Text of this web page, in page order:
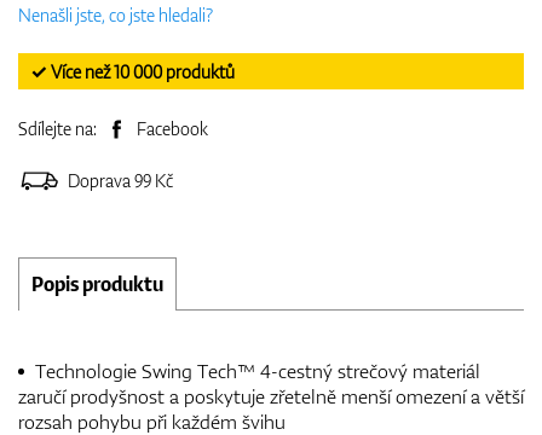
Nenašli jste, co jste hledali?
✓ Více než 10 000 produktů
Sdílejte na: Facebook
Doprava 99 Kč
Popis produktu
Technologie Swing Tech™ 4-cestný strečový materiál
zaručí prodyšnost a poskytuje zřetelně menší omezení a větší
rozsah pohybu při každém švihu